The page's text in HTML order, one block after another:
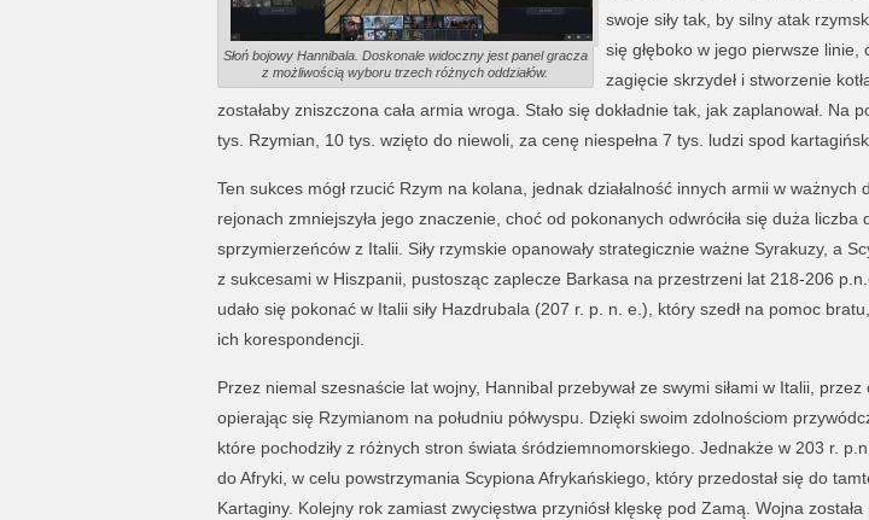
Słoń bojowy Hannibala. Doskonale widoczny jest panel gracza
z możliwością wyboru trzech różnych oddziałów.
swoje siły tak, by silny atak
się głęboko w jego pierwsze linie,
zagięcie skrzydeł i stworzenie
zostałaby zniszczona cała armia wroga. Stało się dokładnie tak, jak zaplanował. Na
tys. Rzymian, 10 tys. wzięto do niewoli, za cenę niespełna 7 tys. ludzi spod
Ten sukces mógł rzucić Rzym na kolana, jednak działalność innych armii w ważnych
rejonach zmniejszyła jego znaczenie, choć od pokonanych odwróciła się duża liczba
sprzymierzeńców z Italii. Siły rzymskie opanowały strategicznie ważne Syrakuzy, a
z sukcesami w Hiszpanii, pustosząc zaplecze Barkasa na przestrzeni lat 218-206
udało się pokonać w Italii siły Hazdrubala (207 r. p. n. e.), który szedł na pomoc
ich korespondencji.
Przez niemal szesnaście lat wojny, Hannibal przebywał ze swymi siłami w Italii, przez
opierając się Rzymianom na południu półwyspu. Dzięki swoim zdolnościom
które pochodziły z różnych stron świata śródziemnomorskiego. Jednakże w 203 r.
do Afryki, w celu powstrzymania Scypiona Afrykańskiego, który przedostał się do
Kartaginy. Kolejny rok zamiast zwycięstwa przyniósł klęskę pod Zamą. Wojna